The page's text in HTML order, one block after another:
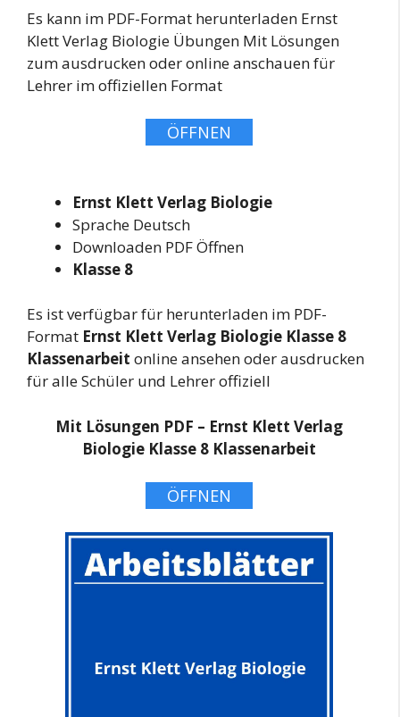
Es kann im PDF-Format herunterladen Ernst
Klett Verlag Biologie Übungen Mit Lösungen
zum ausdrucken oder online anschauen für
Lehrer im offiziellen Format
ÖFFNEN
Ernst Klett Verlag Biologie
Sprache Deutsch
Downloaden PDF Öffnen
Klasse 8
Es ist verfügbar für herunterladen im PDF-
Format Ernst Klett Verlag Biologie Klasse 8
Klassenarbeit online ansehen oder ausdrucken
für alle Schüler und Lehrer offiziell
Mit Lösungen PDF – Ernst Klett Verlag
Biologie Klasse 8 Klassenarbeit
ÖFFNEN